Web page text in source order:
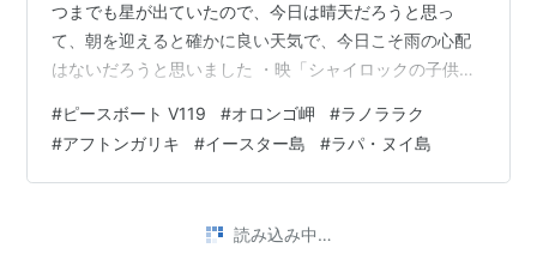
つまでも星が出ていたので、今日は晴天だろうと思っ
て、朝を迎えると確かに良い天気で、今日こそ雨の心配
はないだろうと思いました ・映「シャイロックの子供た
ューも確かめましたが、私には14Fのビュッフェの方が魅
力的に思え、行ってみると蕎麦・ローストビーフ・マン
ゴー・みかんでこちらの方が良かったと十分に満足でき
取りに行く島も半分ですがきれいに見え、部屋に戻ると
#ピースボート V119 #オロンゴ岬 #ラノララク
#アフトンガリキ #イースター島 #ラパ・ヌイ島
読み込み中…